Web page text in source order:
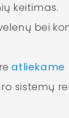
keitimas.
bei
atliekame
sistemų